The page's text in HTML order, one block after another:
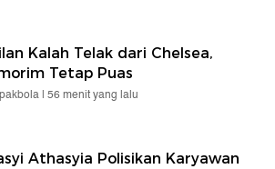
Kalah Telak dari Chelsea,
Tetap Puas
| 56 menit yang lalu
Athasyia Polisikan Karyawan